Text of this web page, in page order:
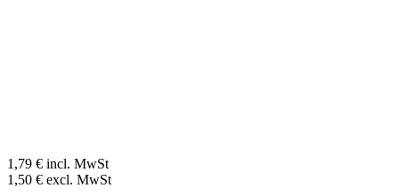
1,79 € incl. MwSt
1,50 € excl. MwSt